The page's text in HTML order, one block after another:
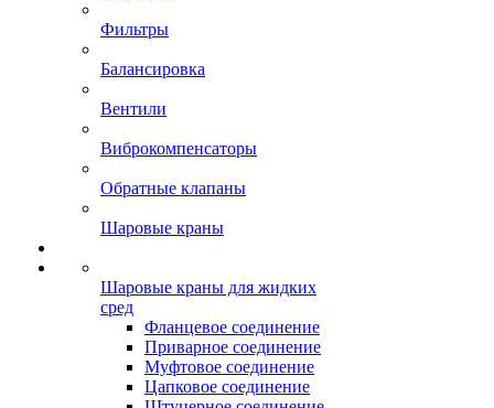
Фильтры
Балансировка
Вентили
Виброкомпенсаторы
Обратные клапаны
Шаровые краны
Шаровые краны для жидких
сред
Фланцевое соединение
Приварное соединение
Муфтовое соединение
Цапковое соединение